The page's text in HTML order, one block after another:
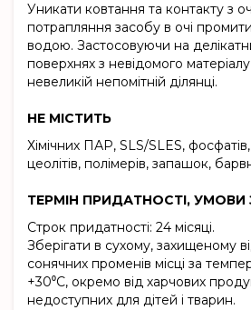
Уникати ковтання та контакту з
потрапляння засобу в очі
водою. Застосовуючи на
поверхнях з невідомого
невеликій непомітній ділянці.
НЕ МІСТИТЬ
Хімічних ПАР, SLS/SLES,
цеолітів, полімерів, запашок,
ТЕРМІН ПРИДАТНОСТІ, УМОВИ
Строк придатності: 24 місяці.
Зберігати в сухому, захищеному
сонячних променів місці за
+30⁰C, окремо від харчових
недоступних для дітей і тварин.